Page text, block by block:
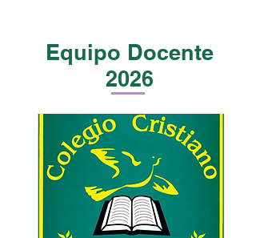
Equipo Docente
2026